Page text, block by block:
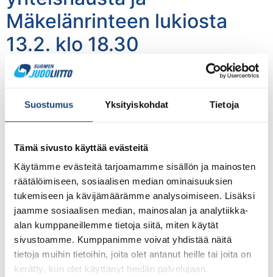
Suostumus Yksityiskohdat Tietoja
Tämä sivusto käyttää evästeitä
Käytämme evästeitä tarjoamamme sisällön ja mainosten
räätälöimiseen, sosiaalisen median ominaisuuksien
tukemiseen ja kävijämäärämme analysoimiseen. Lisäksi
jaamme sosiaalisen median, mainosalan ja analytiikka-
alan kumppaneillemme tietoja siitä, miten käytät
sivustoamme. Kumppanimme voivat yhdistää näitä
tietoja muihin tietoihin, joita olet antanut heille tai joita on
kerätty, kun olet käyttänyt heidän palvelujaan.
Mäkelänrinteen lukiosta
13.2. klo 18.30
Toisen asteen urheiluoppilaitoksiin haetaan kevään
yhteishaussa 22.2.-22.3.2022. Judoliitto järjestää
infotilaisuuden Mäkelänrinteen lukion
judovalmennuksesta Teams-yhteydellä 13.2. klo 18:30.
Tilaisuus on tarkoitettu erityisesti 9. luokkalaisille,
heidän huoltajilleen ja valmentajilleen. Mukaan ovat